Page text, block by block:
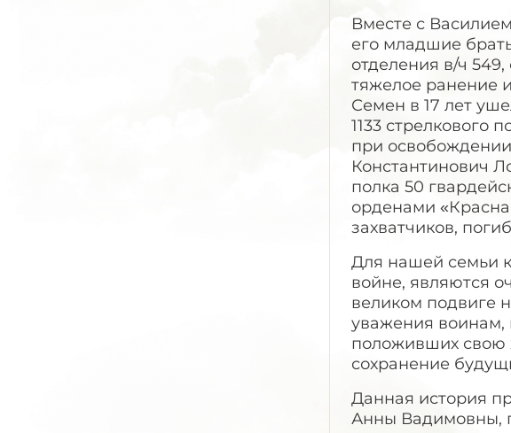
Вместе с
его младшие
отделения в/ч
тяжелое ранение
Семен в 17 лет
1133 стрелкового
при
Константинович
полка 50
орденами
захватчиков,
Для нашей семьи
войне, являются
великом подвиге
уважения воинам,
положивших свою
сохранение
Данная история
Анны Вадимовны,